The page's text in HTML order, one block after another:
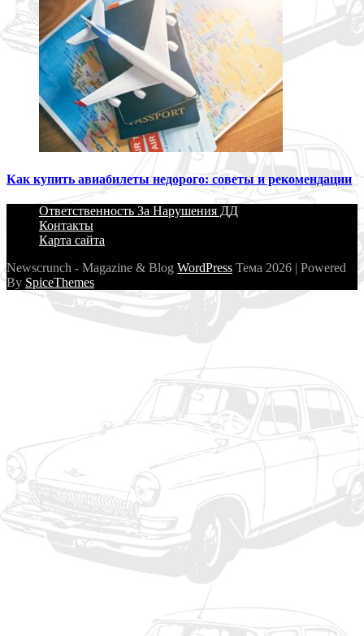
Как купить авиабилеты недорого: советы и рекомендации
Ответственность За Нарушения ДД
Контакты
Карта сайта
Newscrunch - Magazine & Blog WordPress Тема 2026 | Powered
By SpiceThemes